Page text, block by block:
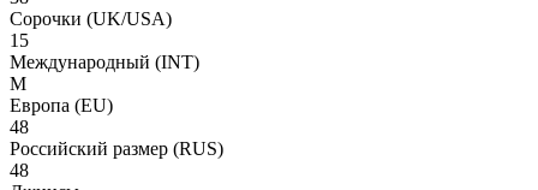
Сорочки (UK/USA)
15
Международный (INT)
M
Европа (EU)
48
Российский размер (RUS)
48